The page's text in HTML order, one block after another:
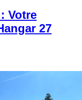
Votre
27